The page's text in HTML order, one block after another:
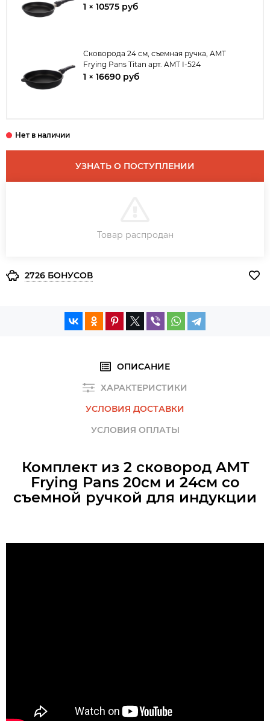
1 × 10575 руб
Сковорода 24 см, съемная ручка, AMT
Frying Pans Titan арт. AMT I-524
1 × 16690 руб
УЗНАТЬ О ПОСТУПЛЕНИИ
ЗАКАЗ В ОДИН КЛИК
Товар распродан
2726 БОНУСОВ
ОПИСАНИЕ
ХАРАКТЕРИСТИКИ
УСЛОВИЯ ДОСТАВКИ
УСЛОВИЯ ОПЛАТЫ
Комплект из 2 сковород AMT
Frying Pans 20см и 24см со
съемной ручкой для индукции